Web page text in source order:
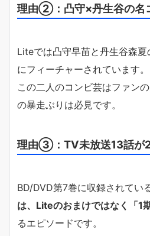
理由②：凸守×丹生谷の名
Liteでは凸守早苗と丹生谷森
にフィーチャーされています。
この二人のコンビ芸はファン
の暴走ぶりは必見です。
理由③：TV未放送13話が
BD/DVD第7巻に収録されてい
は、Liteのおまけではなく「1
るエピソードです。